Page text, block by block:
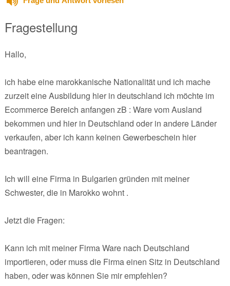
Fragestellung
Hallo,
ich habe eine marokkanische Nationalität und ich mache
zurzeit eine Ausbildung hier in deutschland ich möchte im
Ecommerce Bereich anfangen zB : Ware vom Ausland
bekommen und hier in Deutschland oder in andere Länder
verkaufen, aber ich kann keinen Gewerbeschein hier
beantragen.
Ich will eine Firma in Bulgarien gründen mit meiner
Schwester, die in Marokko wohnt .
Jetzt die Fragen:
Kann ich mit meiner Firma Ware nach Deutschland
importieren, oder muss die Firma einen Sitz in Deutschland
haben, oder was können Sie mir empfehlen?